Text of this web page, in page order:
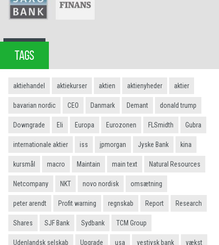
TAGS
aktiehandel aktiekurser aktien aktienyheder aktier
bavarian nordic CEO Danmark Demant donald trump
Downgrade Eli Europa Eurozonen FLSmidth Gubra
internationale aktier iss jpmorgan Jyske Bank kina
kursmål macro Maintain main text Natural Resources
Netcompany NKT novo nordisk omsætning
peter arendt Profit warning regnskab Report Research
Shares SJF Bank Sydbank TCM Group
Udenlandsk selskab Upgrade usa vestjysk bank vækst